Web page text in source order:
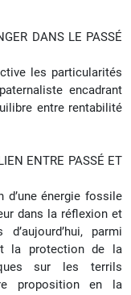
DANS LE PASSÉ
les particularités
encadrant
entre rentabilité
ENTRE PASSÉ ET
d’une énergie fossile
dans la réflexion et
parmi
la protection de la
sur les terrils
proposition en la